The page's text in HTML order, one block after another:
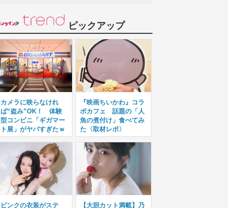
ピックアップ
カメラに映らなけれ
ば“盗み”OK！ 体験
型コンビニ「ギガマー
ト展」がヤバすぎたｗ
『映画ちいかわ』コラ
ボカフェ 話題の「人
魚の煮付け」食べてみ
た〈取材レポ〉
ピンクの衣装がステ 【大胆カット満載】乃